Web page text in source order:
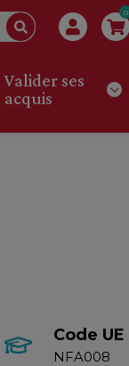
0
Valider ses
acquis
Code UE
NFA008